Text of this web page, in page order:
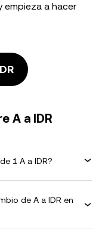
a hacer
A a IDR
1 A a IDR?
de A a IDR en